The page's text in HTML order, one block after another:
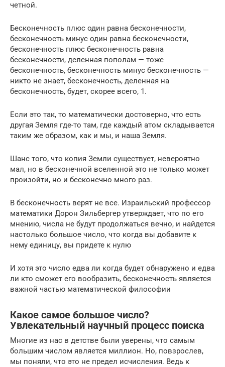
четной.
Бесконечность плюс один равна бесконечности,
бесконечность минус один равна бесконечности,
бесконечность плюс бесконечность равна
бесконечности, деленная пополам — тоже
бесконечность, бесконечность минус бесконечность —
никто не знает, бесконечность, деленная на
бесконечность, будет, скорее всего, 1.
Если это так, то математически достоверно, что есть
другая Земля где-то там, где каждый атом складывается
таким же образом, как и мы, и наша Земля.
Шанс того, что копия Земли существует, невероятно
мал, но в бесконечной вселенной это не только может
произойти, но и бесконечно много раз.
В бесконечность верят не все. Израильский профессор
математики Дорон Зильбергер утверждает, что по его
мнению, числа не будут продолжаться вечно, и найдется
настолько большое число, что когда вы добавите к
нему единицу, вы придете к нулю
И хотя это число едва ли когда будет обнаружено и едва
ли кто сможет его вообразить, бесконечность является
важной частью математической философии
Какое самое большое число?
Увлекательный научный процесс поиска
Многие из нас в детстве были уверены, что самым
большим числом является миллион. Но, повзрослев,
мы поняли, что это не предел исчисления. Ведь к